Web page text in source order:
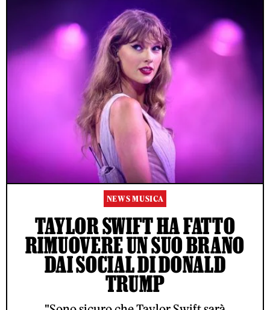
NEWS MUSICA
TAYLOR SWIFT HA FATTO
RIMUOVERE UN SUO BRANO
DAI SOCIAL DI DONALD
TRUMP